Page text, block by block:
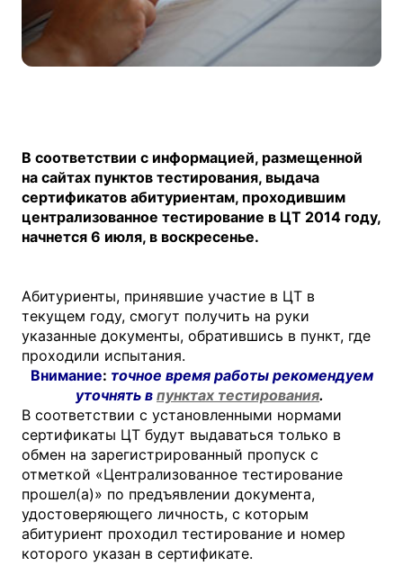
В соответствии с информацией, размещенной
на сайтах пунктов тестирования, выдача
сертификатов абитуриентам, проходившим
централизованное тестирование в ЦТ 2014 году,
начнется 6 июля, в воскресенье.
Абитуриенты, принявшие участие в ЦТ в
текущем году, смогут получить на руки
указанные документы, обратившись в пункт, где
проходили испытания.
Внимание: точное время работы рекомендуем
уточнять в пунктах тестирования.
В соответствии с установленными нормами
сертификаты ЦТ будут выдаваться только в
обмен на зарегистрированный пропуск с
отметкой «Централизованное тестирование
прошел(а)» по предъявлении документа,
удостоверяющего личность, с которым
абитуриент проходил тестирование и номер
которого указан в сертификате.